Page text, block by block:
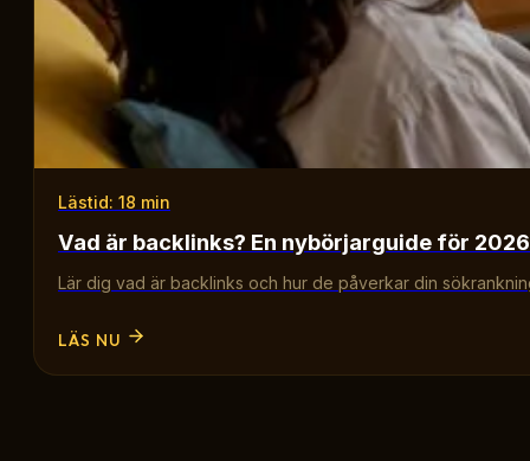
Lästid: 18 min
Vad är backlinks? En nybörjarguide för 2026
Lär dig vad är backlinks och hur de påverkar din
LÄS NU